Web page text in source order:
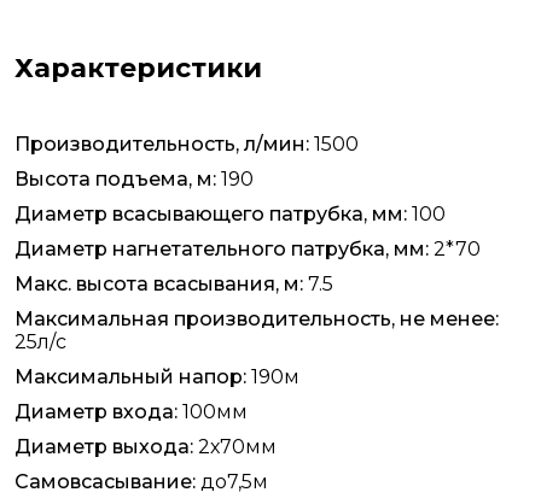
Характеристики
Производительность, л/мин: 1500
Высота подъема, м: 190
Диаметр всасывающего патрубка, мм: 100
Диаметр нагнетательного патрубка, мм: 2*70
Макс. высота всасывания, м: 7.5
Максимальная производительность, не менее:
25л/с
Максимальный напор: 190м
Диаметр входа: 100мм
Диаметр выхода: 2х70мм
Самовсасывание: до7,5м